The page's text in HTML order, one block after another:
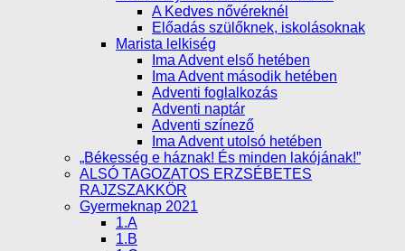
A Kedves nővéreknél
Előadás szülőknek, iskolásoknak
Marista lelkiség
Ima Advent első hetében
Ima Advent második hetében
Adventi foglalkozás
Adventi naptár
Adventi színező
Ima Advent utolsó hetében
„Békesség e háznak! És minden lakójának!”
ALSÓ TAGOZATOS ERZSÉBETES
RAJZSZAKKÖR
Gyermeknap 2021
1.A
1.B